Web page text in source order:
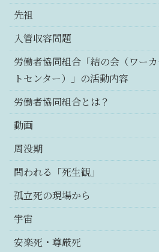
先祖
入管収容問題
労働者協同組合「結の会（ワー
トセンター）」の活動内容
労働者協同組合とは？
動画
周没期
問われる「死生観」
孤立死の現場から
宇宙
安楽死・尊厳死